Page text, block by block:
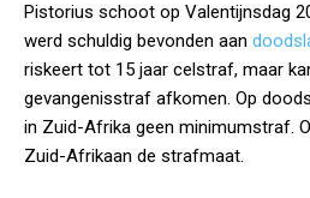
Pistorius schoot op Valentijnsdag
werd schuldig bevonden aan
riskeert tot 15 jaar celstraf, maar
gevangenisstraf afkomen. Op
in Zuid-Afrika geen minimumstraf.
Zuid-Afrikaan de strafmaat.